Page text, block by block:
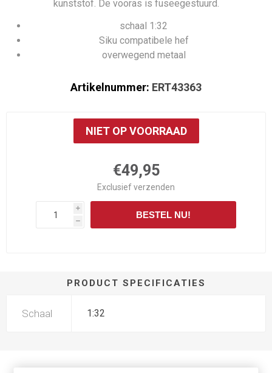
kunststof. De vooras is fuseegestuurd.
schaal 1:32
Siku compatibele hef
overwegend metaal
Artikelnummer: ERT43363
NIET OP VOORRAAD
€49,95
Exclusiefverzenden
i
h
BESTEL NU!
PRODUCT SPECIFICATIES
Schaal 1:32